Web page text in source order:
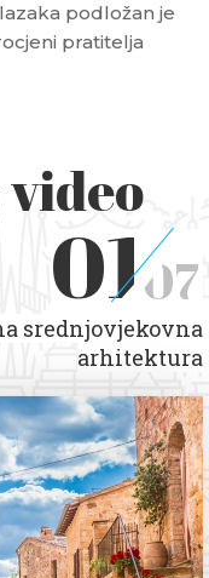
podložan je
pratitelja
0107
srednjovjekovna
arhitektura